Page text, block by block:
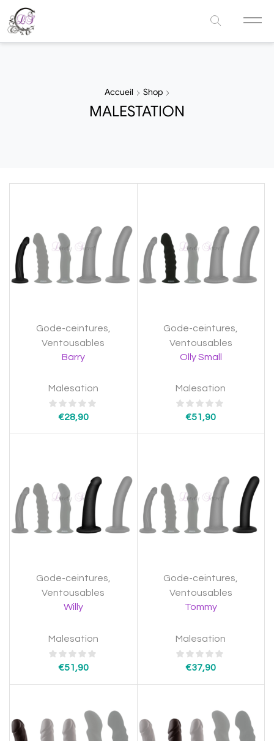
Accueil Shop
MALESTATION
Gode-ceintures
Ventousables
Barry
Malesation
€28,90
Gode-ceintures
Ventousables
Olly Small
Malesation
€51,90
Gode-ceintures,
Ventousables
Willy
Malesation
€51,90
Gode-ceintures,
Ventousables
Tommy
Malesation
€37,90